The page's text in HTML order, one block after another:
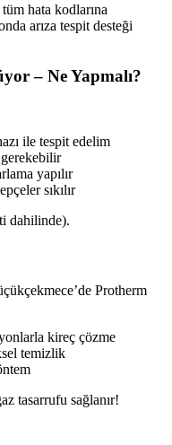
hata kodlarına
arıza tespit desteği
– Ne Yapmalı?
ile tespit edelim
gerekebilir
yapılır
sıkılır
dahilinde).
Protherm
kireç çözme
temizlik
tasarrufu sağlanır!